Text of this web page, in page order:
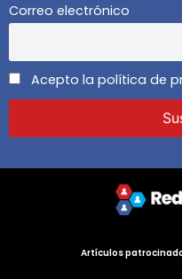
Correo electrónico
Acepto la política de
Artículos